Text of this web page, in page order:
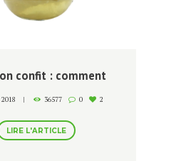
confit : comment
36577 0 2
LIRE L'ARTICLE